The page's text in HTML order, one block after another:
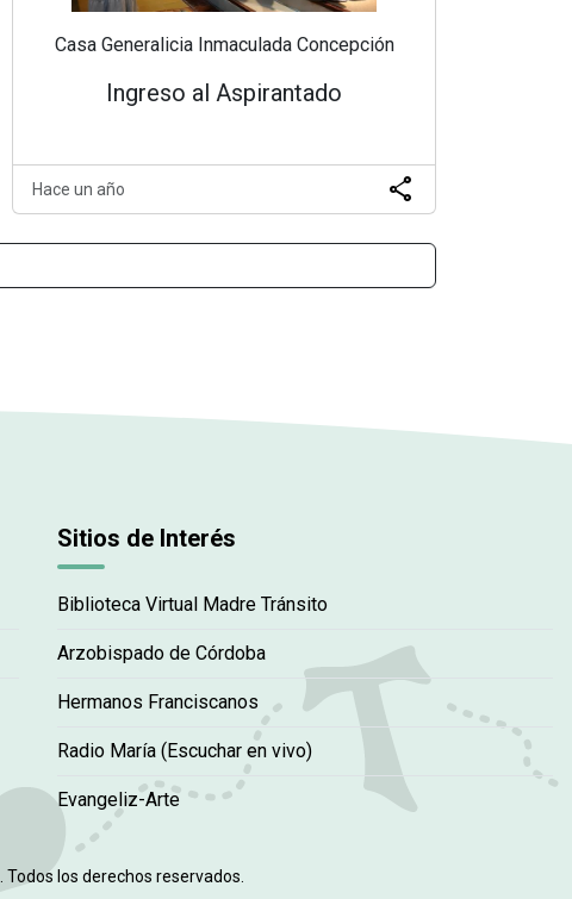
Casa Generalicia Inmaculada Concepción
Ingreso al Aspirantado
Hace un año share
Sitios de Interés
Biblioteca Virtual Madre Tránsito
Arzobispado de Córdoba
Hermanos Franciscanos
Radio María (Escuchar en vivo)
Evangeliz-Arte
. Todos los derechos reservados.